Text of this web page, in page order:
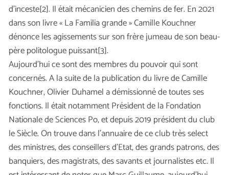
d’inceste[2]. Il était mécanicien des chemins de fer. En 2021
dans son livre « La Familia grande » Camille Kouchner
dénonce les agissements sur son frère jumeau de son beau-
père politologue puissant[3].
Aujourd’hui ce sont des membres du pouvoir qui sont
concernés. A la suite de la publication du livre de Camille
Kouchner, Olivier Duhamel a démissionné de toutes ses
fonctions. Il était notamment Président de la Fondation
Nationale de Sciences Po, et depuis 2019 président du club
le Siècle. On trouve dans l’annuaire de ce club très select
des ministres, des conseillers d’Etat, des grands patrons, des
banquiers, des magistrats, des savants et journalistes etc. Il